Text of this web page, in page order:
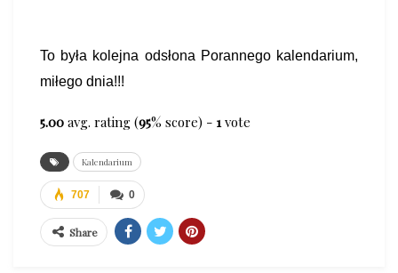
To była kolejna odsłona Porannego kalendarium,
miłego dnia!!!
5.00 avg. rating (95% score) - 1vote
Kalendarium
0
707
Share